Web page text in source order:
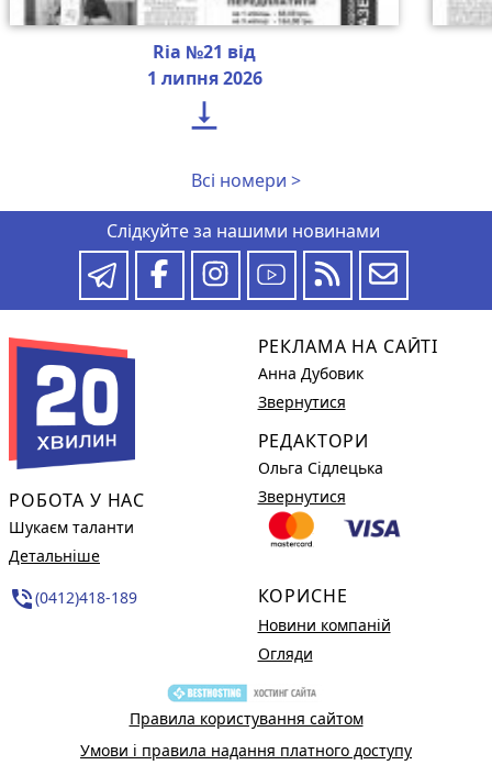
Ria №21 від
1 липня 2026

Всі номери >
Слідкуйте за нашими новинами
РОБОТА У НАС
Шукаєм таланти
Детальніше
phone_in_talk(0412)418-189
РЕКЛАМА НА САЙТІ
Анна Дубовик
Звернутися
РЕДАКТОРИ
Ольга Сідлецька
Звернутися
КОРИСНЕ
Новини компаній
Огляди
Правила користування сайтом
Умови і правила надання платного доступу